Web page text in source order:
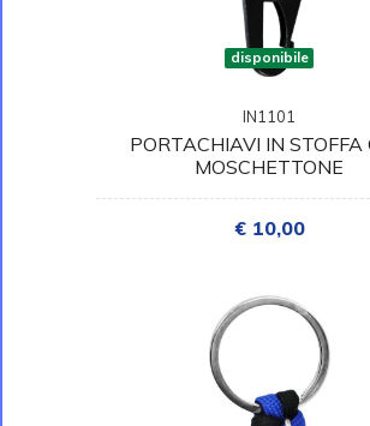
disponibile
IN1101
PORTACHIAVI IN STOFFA
MOSCHETTONE
€ 10,00